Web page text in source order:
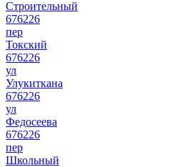
Строительный
676226
пер
Токский
676226
ул
Улукиткана
676226
ул
Федосеева
676226
пер
Школьный